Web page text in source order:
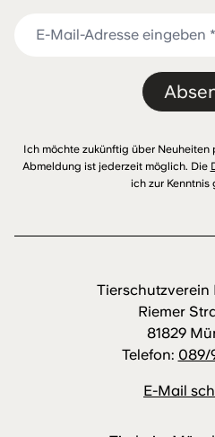
Tierschutzverein
Riemer
81829
Telefon: 089/
E-Mail
Ich möchte zukünftig über Neuheiten
Abmeldung ist jederzeit möglich. Die
ich zur Kenntnis